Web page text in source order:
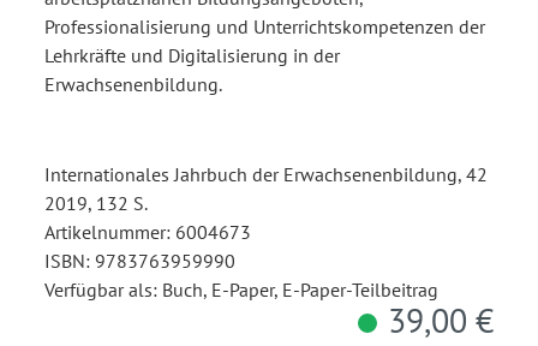
Professionalisierung und Unterrichtskompetenzen der
Lehrkräfte und Digitalisierung in der
Erwachsenenbildung.
Internationales Jahrbuch der Erwachsenenbildung, 42
2019, 132 S.
Artikelnummer: 6004673
ISBN: 9783763959990
Verfügbar als: Buch, E-Paper, E-Paper-Teilbeitrag
39,00 €